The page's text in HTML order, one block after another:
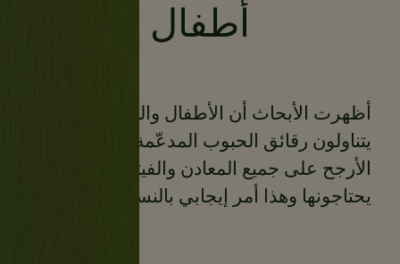
أطفال
أظهرت الأبحاث أن الأطفال والبالغين الذين
يتناولون رقائق الحبوب المدعّمة يحصلون على
الأرجح على جميع المعادن والفيتامينات التي
يحتاجونها وهذا أمر إيجابي بالنسبة لعائلتك.